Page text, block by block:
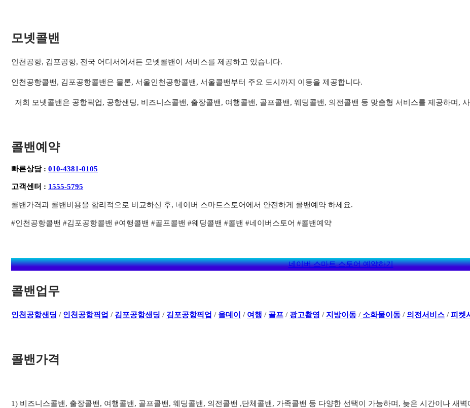
모넷콜밴
인천공항, 김포공항, 전국 어디서에서든 모넷콜밴이 서비스를 제공하고 있습니다.
인천공항콜밴, 김포공항콜밴은 물론, 서울인천공항콜밴, 서울콜밴부터 주요 도시까지 이동을 제공합니다.
저희 모넷콜밴은 공항픽업, 공항샌딩, 비즈니스콜밴, 출장콜밴, 여행콜밴, 골프콜밴, 웨딩콜밴, 의전콜밴 등 맞춤형 서비스를 제공하며,
콜밴예약
빠른상담 :010-4381-0105
고객센터 : 1555-5795
콜밴가격과 콜밴비용을 합리적으로 비교하신 후, 네이버 스마트스토어에서 안전하게 콜밴예약 하세요.
#인천공항콜밴 #김포공항콜밴 #여행콜밴 #골프콜밴 #웨딩콜밴 #콜밴 #네이버스토어 #콜밴예약
네이버 스마트 스토어 예약하기
콜밴업무
인천공항샌딩 / 인천공항픽업 / 김포공항샌딩 / 김포공항픽업 / 올데이 / 여행 / 골프 / 광고촬영 /지방이동 /소화물이동 / 의전서비스 /피켓
콜밴가격
1) 비즈니스콜밴, 출장콜밴, 여행콜밴, 골프콜밴, 웨딩콜밴, 의전콜밴 ,단체콜밴, 가족콜밴 등 다양한 선택이 가능하며, 늦은 시간이나 새